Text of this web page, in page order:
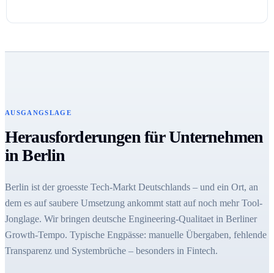
AUSGANGSLAGE
Herausforderungen für Unternehmen
in Berlin
Berlin ist der groesste Tech-Markt Deutschlands – und ein Ort, an
dem es auf saubere Umsetzung ankommt statt auf noch mehr Tool-
Jonglage. Wir bringen deutsche Engineering-Qualitaet in Berliner
Growth-Tempo. Typische Engpässe: manuelle Übergaben, fehlende
Transparenz und Systembrüche – besonders in Fintech.